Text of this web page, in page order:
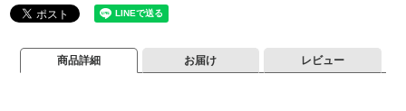
商品詳細 お届け レビュー